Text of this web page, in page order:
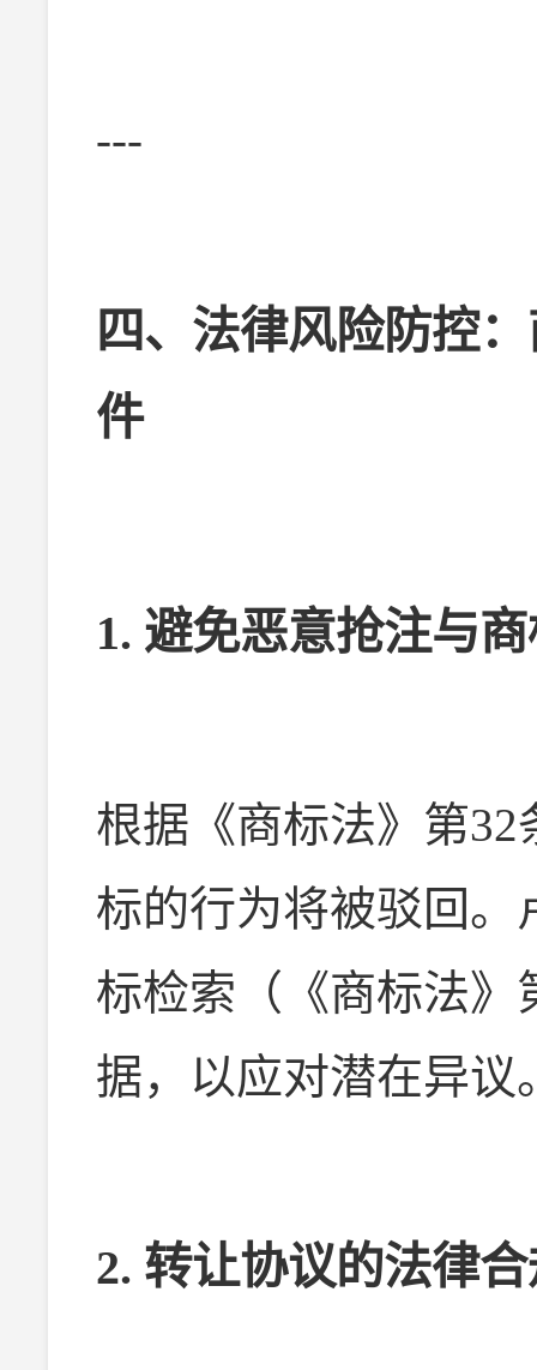
---
四、法律风险防控
件
1. 避免恶意抢注与
根据《商标法》第
标的行为将被驳回。
标检索（《商标法》
据，以应对潜在异议
2. 转让协议的法律